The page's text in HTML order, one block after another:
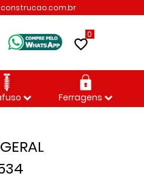
0
Ferragens